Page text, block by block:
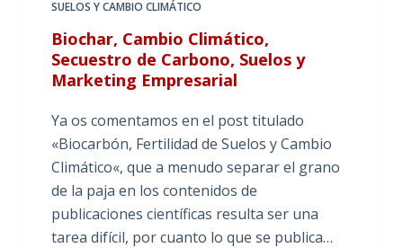
SUELOS Y CAMBIO CLIMÁTICO
Biochar, Cambio Climático,
Secuestro de Carbono, Suelos y
Marketing Empresarial
Ya os comentamos en el post titulado
«Biocarbón, Fertilidad de Suelos y Cambio
Climático«, que a menudo separar el grano
de la paja en los contenidos de
publicaciones científicas resulta ser una
tarea difícil, por cuanto lo que se publica…